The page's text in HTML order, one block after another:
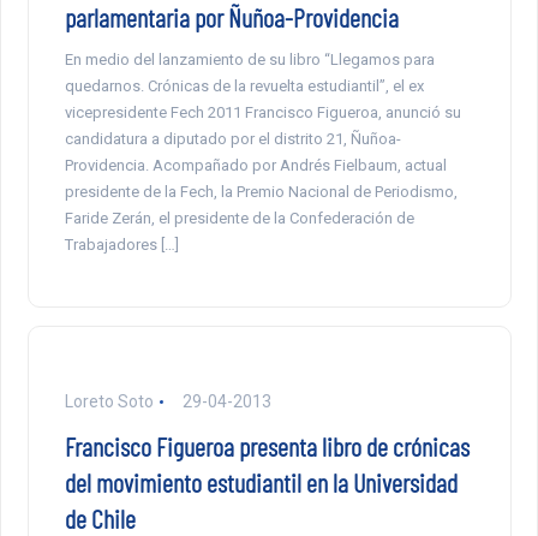
parlamentaria por Ñuñoa-Providencia
En medio del lanzamiento de su libro “Llegamos para
quedarnos. Crónicas de la revuelta estudiantil”, el ex
vicepresidente Fech 2011 Francisco Figueroa, anunció su
candidatura a diputado por el distrito 21, Ñuñoa-
Providencia. Acompañado por Andrés Fielbaum, actual
presidente de la Fech, la Premio Nacional de Periodismo,
Faride Zerán, el presidente de la Confederación de
Trabajadores […]
Loreto Soto 29-04-2013
Francisco Figueroa presenta libro de crónicas
del movimiento estudiantil en la Universidad
de Chile